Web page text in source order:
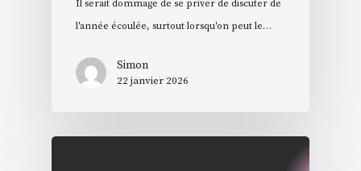
Il serait dommage de se priver de discuter de
l'année écoulée, surtout lorsqu'on peut le…
Simon
22 janvier 2026